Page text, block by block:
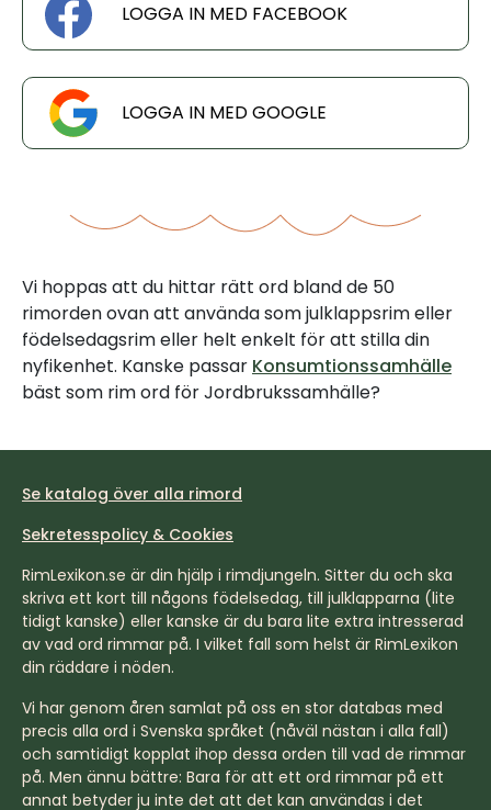
LOGGA IN MED FACEBOOK
LOGGA IN MED GOOGLE
Vi hoppas att du hittar rätt ord bland de 50
rimorden ovan att använda som julklappsrim eller
födelsedagsrim eller helt enkelt för att stilla din
nyfikenhet. Kanske passar Konsumtionssamhälle
bäst som rim ord för Jordbrukssamhälle?
Se katalog över alla rimord
Sekretesspolicy & Cookies
RimLexikon.se är din hjälp i rimdjungeln. Sitter du och ska
skriva ett kort till någons födelsedag, till julklapparna (lite
tidigt kanske) eller kanske är du bara lite extra intresserad
av vad ord rimmar på. I vilket fall som helst är RimLexikon
din räddare i nöden.
Vi har genom åren samlat på oss en stor databas med
precis alla ord i Svenska språket (nåväl nästan i alla fall)
och samtidigt kopplat ihop dessa orden till vad de rimmar
på. Men ännu bättre: Bara för att ett ord rimmar på ett
annat betyder ju inte det att det kan användas i det